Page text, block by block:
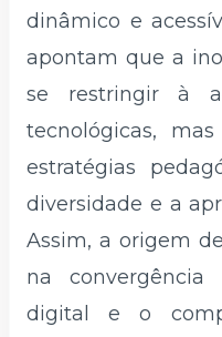
dinâmico e
apontam que a
se restringir à
tecnológicas,
estratégias
diversidade e a
Assim, a origem
na convergência
digital e o